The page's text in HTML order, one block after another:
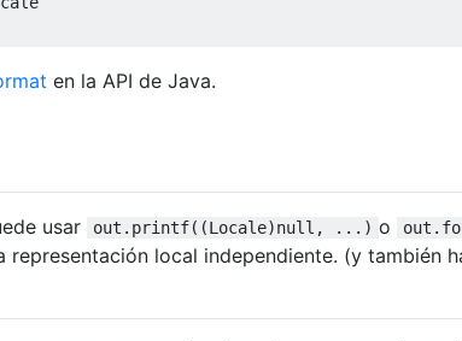
en la API de Java.
usar out.printf((Locale)null, ...) o
representación local independiente. (y también